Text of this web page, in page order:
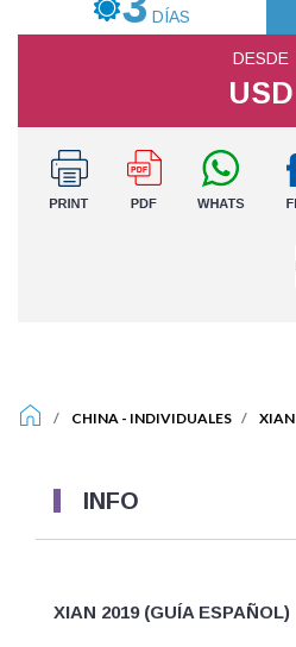
DÍAS
DESDE
USD
CHINA - INDIVIDUALES XIAN
INFO
XIAN 2019 (GUÍA ESPAÑOL)